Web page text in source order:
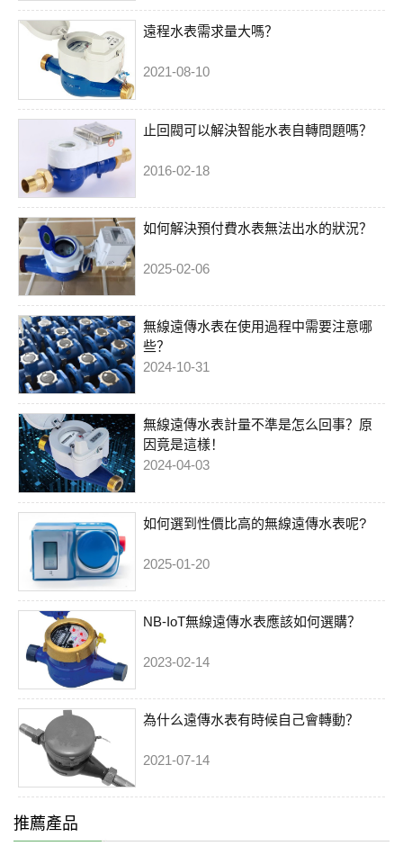
遠程水表需求量大嗎？
2021-08-10
止回閥可以解決智能水表自轉問題嗎？
2016-02-18
如何解決預付費水表無法出水的狀況？
2025-02-06
無線遠傳水表在使用過程中需要注意哪
些？
2024-10-31
無線遠傳水表計量不準是怎么回事？原
因竟是這樣！
2024-04-03
如何選到性價比高的無線遠傳水表呢?
2025-01-20
NB-IoT無線遠傳水表應該如何選購？
2023-02-14
為什么遠傳水表有時候自己會轉動？
2021-07-14
推薦產品